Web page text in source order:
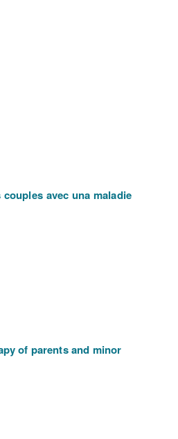
avec una maladie
of parents and minor